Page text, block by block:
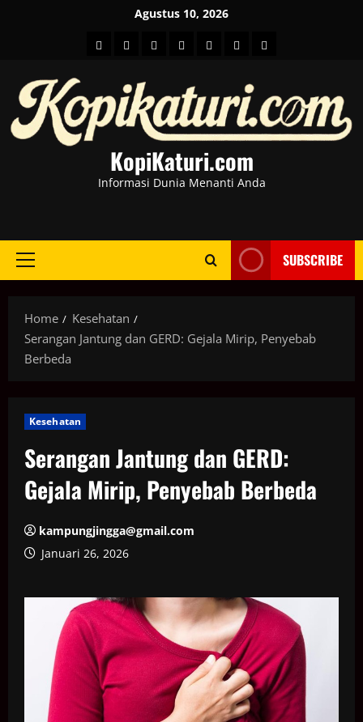
Agustus 10, 2026
HOMEBeritahot
BusinessKesehatan
SportEntertainment
KopiKaturi.com
Informasi Dunia Menanti Anda
Primary
SUBSCRIBE
Home
Kesehatan
Serangan Jantung dan GERD: Gejala Mirip, Penyebab
Berbeda
Kesehatan
Serangan Jantung dan GERD:
Gejala Mirip, Penyebab Berbeda
kampungjingga@gmail.com
Januari 26, 2026